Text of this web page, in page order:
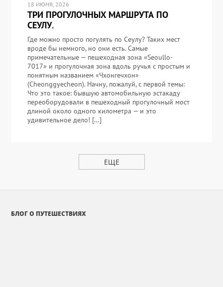
18 ИЮНЯ, 2026
ТРИ ПРОГУЛОЧНЫХ МАРШРУТА ПО
СЕУЛУ.
Где можно просто погулять по Сеулу? Таких мест
вроде бы немного, но они есть. Самые
примечательные — пешеходная зона «Seoullo-
7017» и прогулочная зона вдоль ручья с простым и
понятным названием «Чхонгечхон»
(Cheonggyecheon). Начну, пожалуй, с первой темы:
Что это такое: бывшую автомобильную эстакаду
переоборудовали в пешеходный прогулочный мост
длиной около одного километра — и это
удивительное дело! […]
ЕЩЕ
БЛОГ О ПУТЕШЕСТВИЯХ